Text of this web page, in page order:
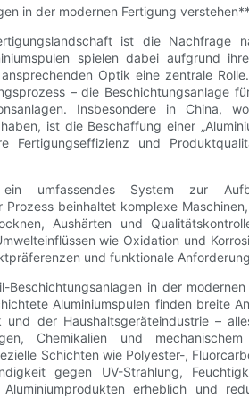
in der modernen Fertigung verstehen**
ist die Nachfrage
spielen dabei aufgrund
Optik eine zentrale
– die Beschichtungsanlage
Insbesondere in China,
ist die Beschaffung einer
Fertigungseffizienz und
ein umfassendes System zur
beinhaltet komplexe
Aushärten und
wie Oxidation und
und funktionale
Beschichtungsanlagen in der
Aluminiumspulen finden breite
der Haushaltsgeräteindustrie –
Chemikalien und
Schichten wie Polyester-,
gegen UV-Strahlung,
erheblich und